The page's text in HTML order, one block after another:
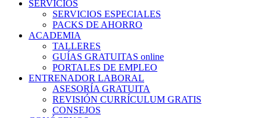
SERVICIOS
SERVICIOS ESPECIALES
PACKS DE AHORRO
ACADEMIA
TALLERES
GUÍAS GRATUITAS online
PORTALES DE EMPLEO
ENTRENADOR LABORAL
ASESORÍA GRATUITA
REVISIÓN CURRÍCULUM GRATIS
CONSEJOS